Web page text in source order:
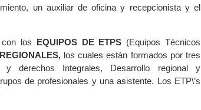
un auxiliar de oficina y recepcionista y el
los EQUIPOS DE ETPS (Equipos Técnicos
los cuales están formados por tres
derechos Integrales, Desarrollo regional y
de profesionales y una asistente. Los ETP\’s